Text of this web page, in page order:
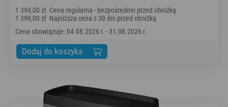
1 399,00 zł Cena regularna - bezpośrednio przed obniżką
1 399,00 zł Najniższa cena z 30 dni przed obniżką
Cena obowiązuje: 04.08.2026 r. - 31.08.2026 r.
Dodaj do koszyka